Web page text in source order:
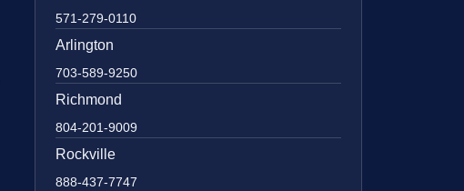
571-279-0110
Arlington
703-589-9250
Richmond
804-201-9009
Rockville
888-437-7747